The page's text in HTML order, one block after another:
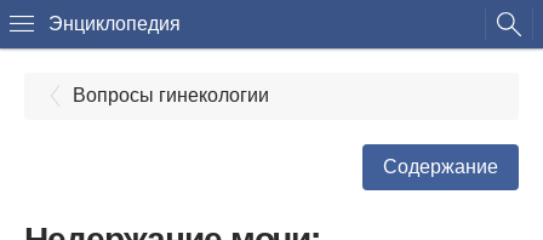
Энциклопедия
Вопросы гинекологии
Содержание